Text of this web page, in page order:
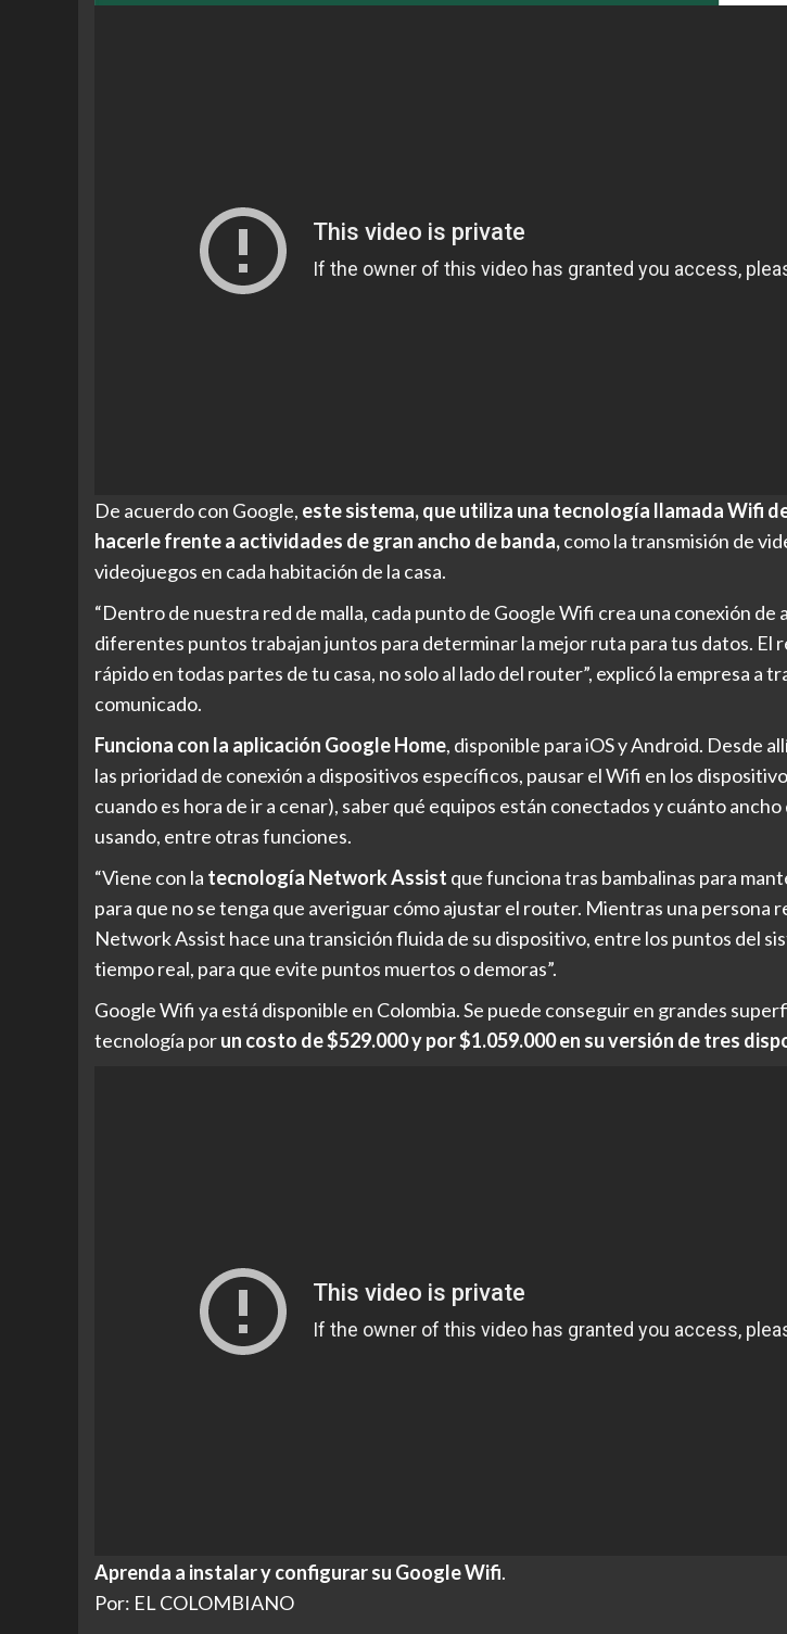
De acuerdo con Google, este sistema, que utiliza una tecnología llamada Wifi
hacerle frente a actividades de gran ancho de banda,como la transmisión de
videojuegos en cada habitación de la casa.
“Dentro de nuestra red de malla, cada punto de Google Wifi crea una conexión de
diferentes puntos trabajan juntos para determinar la mejor ruta para tus datos. El
rápido en todas partes de tu casa, no solo al lado del router”, explicó la empresa a
comunicado.
Funciona con la aplicación Google Home, disponible para iOS y Android. Desde
las prioridad de conexión a dispositivos específicos, pausar el Wifi en los
cuando es hora de ir a cenar), saber qué equipos están conectados y cuánto ancho
usando, entre otras funciones.
“Viene con la tecnología Network Assist que funciona tras bambalinas para
para que no se tenga que averiguar cómo ajustar el router. Mientras una persona
Network Assist hace una transición fluida de su dispositivo, entre los puntos del
tiempo real, para que evite puntos muertos o demoras”.
Google Wifi ya está disponible en Colombia. Se puede conseguir en grandes
tecnología porun costo de $529.000 y por $1.059.000 en su versión de tres
Aprenda a instalar y configurar su Google Wifi.
Por: EL COLOMBIANO